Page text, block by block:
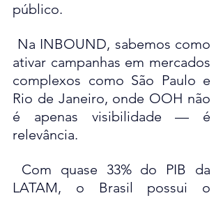
público.
ativar campanhas em mercados
complexos como São Paulo e
Rio de Janeiro, onde OOH não
é apenas visibilidade — é
relevância.
LATAM, o Brasil possui o